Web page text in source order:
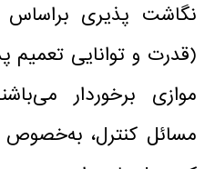
نگاشت پذیری براساس
(قدرت و توانایی تعمیم
موازی برخوردار
مسائل کنترل،